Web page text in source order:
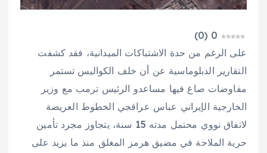
0
(
0
)
على الرغم من حدة الاشتباكات الميدانية، فقد كشفت
التقارير الدبلوماسية عن أن خلف الكواليس تستمر
مفاوضات صاغ فيها مساعدو الرئيس ترمب مع وزير
الخارجية الإيراني عباس عراقجي الخطوط العريضة
لاتفاق نووي محتمل مدته 15 سنة، يتجاوز مجرد تأمين
حرية الملاحة في مضيق هرمز المغلق منذ ما يزيد على